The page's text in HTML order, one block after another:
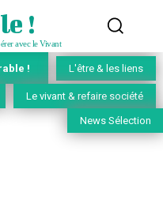
!
avec le Vivant
! L'être & les liens
Le vivant & refaire société
News Sélection